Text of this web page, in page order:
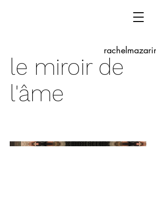
le miroir de
l'âme